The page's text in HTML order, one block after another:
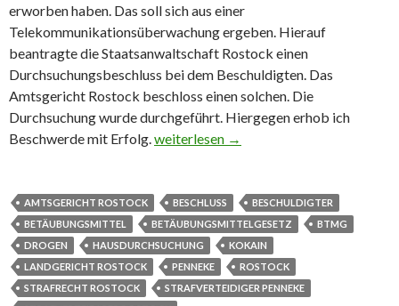
erworben haben. Das soll sich aus einer
Telekommunikationsüberwachung ergeben. Hierauf
beantragte die Staatsanwaltschaft Rostock einen
Durchsuchungsbeschluss bei dem Beschuldigten. Das
Amtsgericht Rostock beschloss einen solchen. Die
Durchsuchung wurde durchgeführt. Hiergegen erhob ich
Beschwerde mit Erfolg. Rechtswidriger Schnellschuss zur
weiterlesen →
AMTSGERICHT ROSTOCK BESCHLUSS
BESCHULDIGTER
BETÄUBUNGSMITTEL
BETÄUBUNGSMITTELGESETZ
BTMG
DROGEN
HAUSDURCHSUCHUNG
KOKAIN
LANDGERICHT ROSTOCK
PENNEKE
ROSTOCK
STRAFRECHT ROSTOCK
STRAFVERTEIDIGER PENNEKE